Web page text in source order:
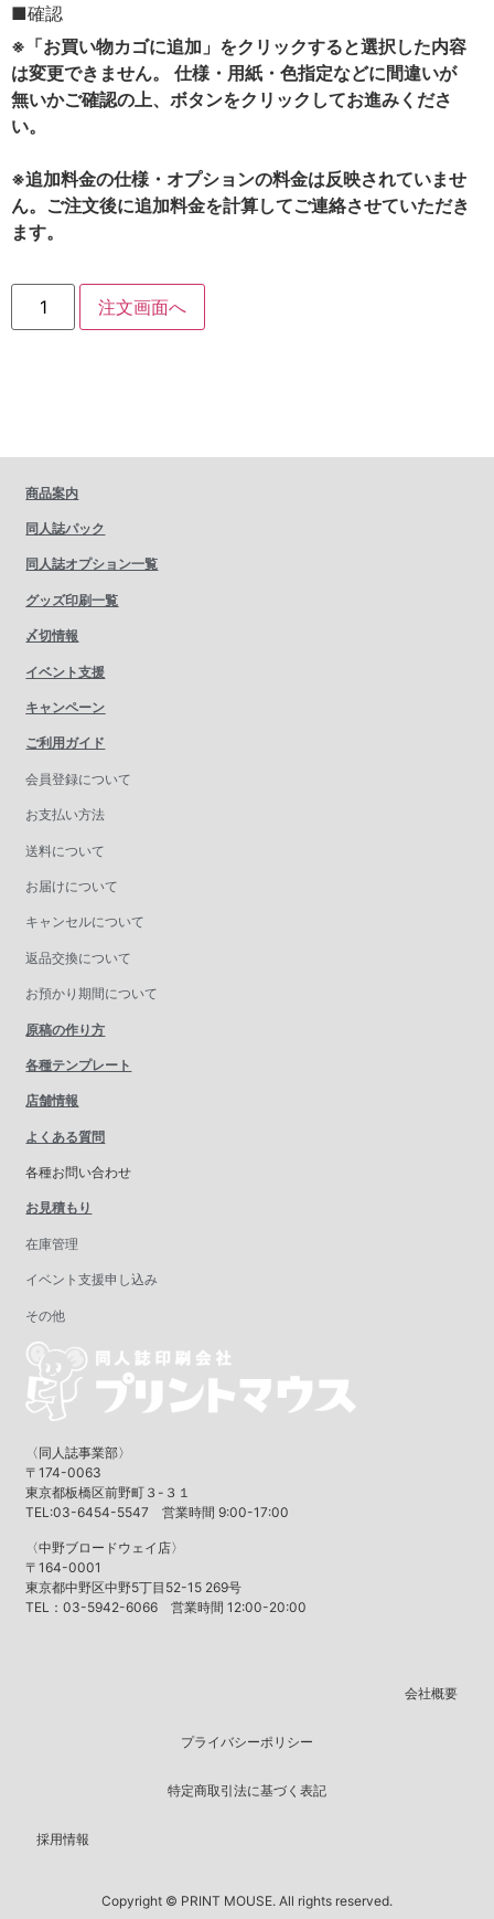
■確認
※「お買い物カゴに追加」をクリックすると選択した内容
は変更できません。 仕様・用紙・色指定などに間違いが
無いかご確認の上、ボタンをクリックしてお進みくださ
い。
※追加料金の仕様・オプションの料金は反映されていませ
ん。ご注文後に追加料金を計算してご連絡させていただき
ます。
注文画面へ
商品案内
同人誌パック
同人誌オプション一覧
グッズ印刷一覧
〆切情報
イベント支援
キャンペーン
ご利用ガイド
会員登録について
お支払い方法
送料について
お届けについて
キャンセルについて
返品交換について
お預かり期間について
原稿の作り方
各種テンプレート
店舗情報
よくある質問
各種お問い合わせ
お見積もり
在庫管理
イベント支援申し込み
その他
〈同人誌事業部〉
〒174-0063
東京都板橋区前野町３-３１
TEL:03-6454-5547 営業時間 9:00-17:00
〈中野ブロードウェイ店〉
〒164-0001
東京都中野区中野5丁目52-15 269号
TEL：03-5942-6066 営業時間 12:00-20:00
会社概要
プライバシーポリシー
特定商取引法に基づく表記
採用情報
Copyright © PRINT MOUSE. All rights reserved.